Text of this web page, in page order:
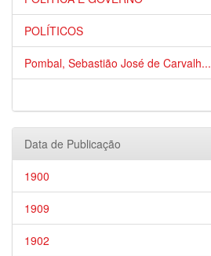
POLÍTICOS
Pombal, Sebastião José de Carvalh...
Data de Publicação
1900
1909
1902